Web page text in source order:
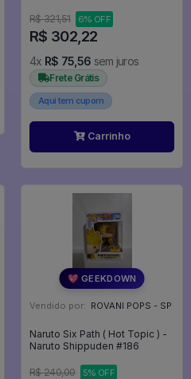
R$ 321,51
6% OFF
R$ 302,22
4x R$ 75,56 sem juros
Frete Grátis
Aqui tem cupom
Carrinho
💖 GEEKDOWN
Vendido por: ROVANI POPS - SP
Naruto Six Path ( Hot Topic ) -
Naruto Shippuden #186
R$ 240,00 5% OFF